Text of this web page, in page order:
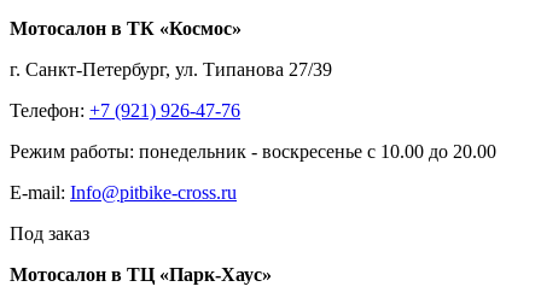
Мотосалон в ТК «Космос»
г. Санкт-Петербург, ул. Типанова 27/39
Телефон: +7 (921) 926-47-76
Режим работы: понедельник - воскресенье с 10.00 до 20.00
E-mail: Info@pitbike-cross.ru
Под заказ
Мотосалон в ТЦ «Парк-Хаус»